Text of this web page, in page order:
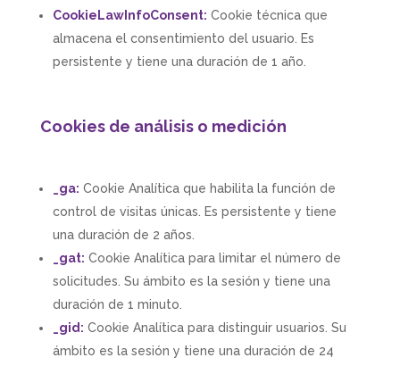
CookieLawInfoConsent: Cookie técnica que
almacena el consentimiento del usuario. Es
persistente y tiene una duración de 1 año.
Cookies de análisis o medición
_ga: Cookie Analítica que habilita la función de
control de visitas únicas. Es persistente y tiene
una duración de 2 años.
_gat: Cookie Analítica para limitar el número de
solicitudes. Su ámbito es la sesión y tiene una
duración de 1 minuto.
_gid: Cookie Analítica para distinguir usuarios. Su
ámbito es la sesión y tiene una duración de 24